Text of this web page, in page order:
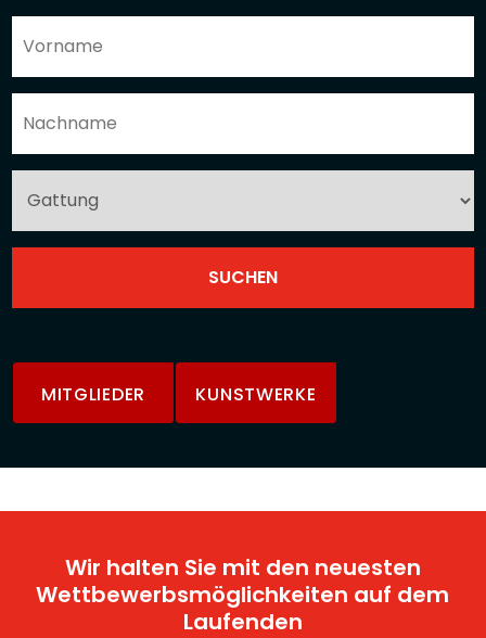
MITGLIEDER KUNSTWERKE
Wir halten Sie mit den neuesten
Wettbewerbsmöglichkeiten auf dem
Laufenden